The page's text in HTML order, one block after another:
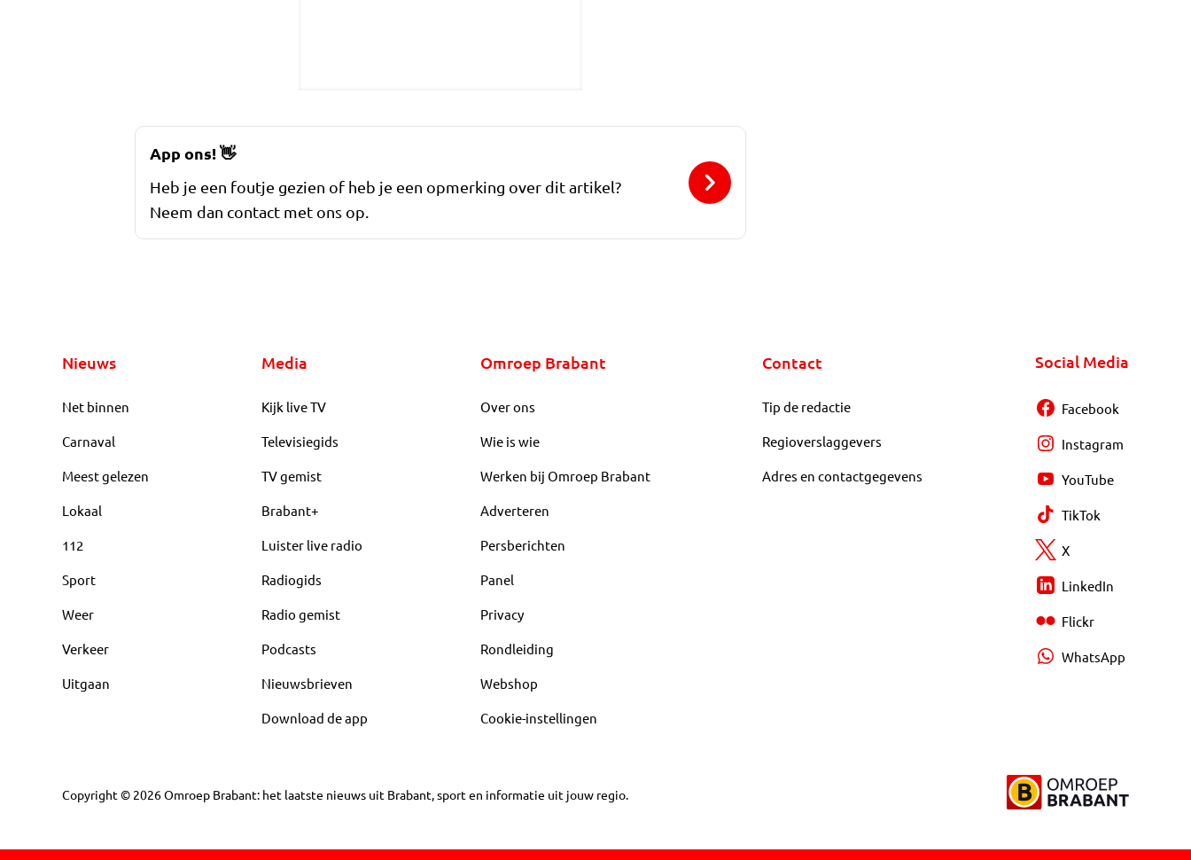
App ons!👋
Heb je een foutje gezien of heb je een opmerking over dit artikel?
Neem dan contact met ons op.
Nieuws
Net binnen
Carnaval
Meest gelezen
Lokaal
112
Sport
Weer
Verkeer
Uitgaan
Media
Kijk live TV
Televisiegids
TV gemist
Brabant+
Luister live radio
Radiogids
Radio gemist
Podcasts
Nieuwsbrieven
Download de app
Omroep Brabant
Over ons
Wie is wie
Werken bij Omroep Brabant
Adverteren
Persberichten
Panel
Privacy
Rondleiding
Webshop
Cookie-instellingen
Contact
Tip de redactie
Regioverslaggevers
Adres en contactgegevens
Social Media
Facebook
Instagram
YouTube
TikTok
X
LinkedIn
Flickr
WhatsApp
Copyright © 2026Omroep Brabant: het laatste nieuws uit Brabant, sport en informatie uit jouw regio.